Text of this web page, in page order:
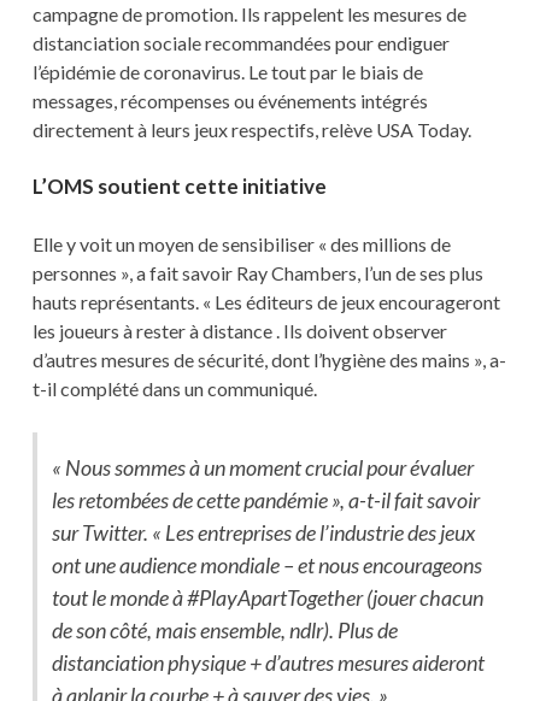
campagne de promotion. Ils rappelent les mesures de
distanciation sociale recommandées pour endiguer
l’épidémie de coronavirus. Le tout par le biais de
messages, récompenses ou événements intégrés
directement à leurs jeux respectifs, relève USA Today.
L’OMS soutient cette initiative
Elle y voit un moyen de sensibiliser « des millions de
personnes », a fait savoir Ray Chambers, l’un de ses plus
hauts représentants. « Les éditeurs de jeux encourageront
les joueurs à rester à distance . Ils doivent observer
d’autres mesures de sécurité, dont l’hygiène des mains », a-
t-il complété dans un communiqué.
« Nous sommes à un moment crucial pour évaluer
les retombées de cette pandémie », a-t-il fait savoir
sur Twitter. « Les entreprises de l’industrie des jeux
ont une audience mondiale – et nous encourageons
tout le monde à #PlayApartTogether (jouer chacun
de son côté, mais ensemble, ndlr). Plus de
distanciation physique + d’autres mesures aideront
à aplanir la courbe + à sauver des vies. »